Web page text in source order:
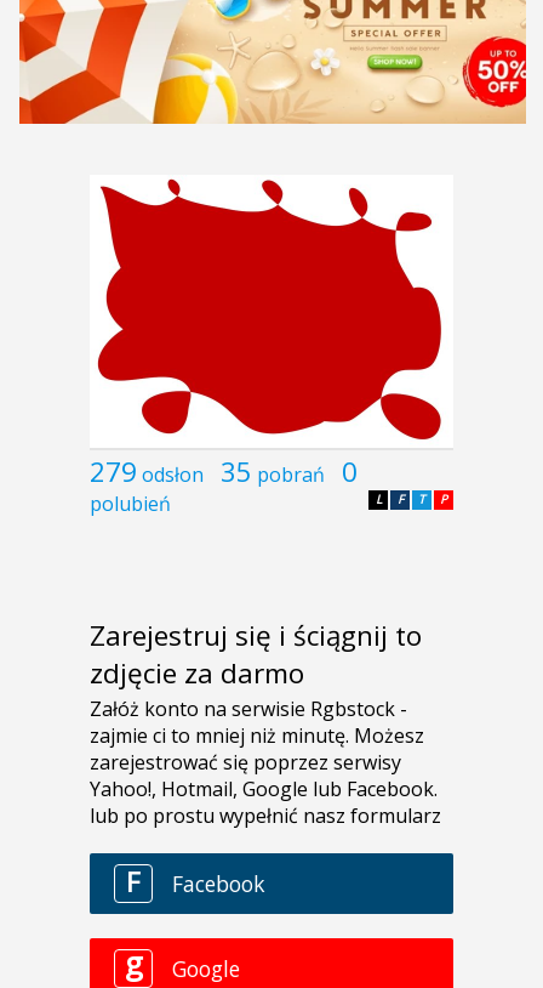
279 odsłon 35 pobrań 0
polubień P
T
F
L
Zarejestruj się i ściągnij to
zdjęcie za darmo